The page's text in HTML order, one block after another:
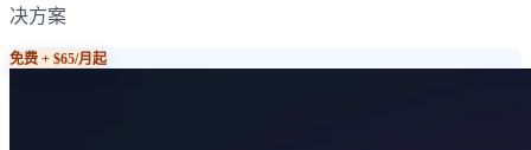
决方案
免费 + $65/月起